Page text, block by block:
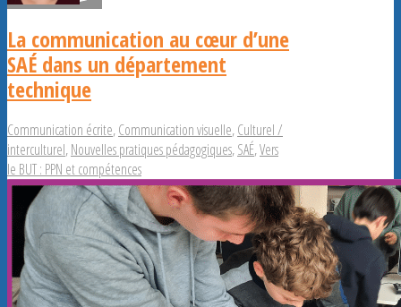
La communication au cœur d’une
SAÉ dans un département
technique
Communication écrite,Communication visuelle,Culturel /
interculturel,Nouvelles pratiques pédagogiques,SAÉ,Vers
le BUT : PPN et compétences